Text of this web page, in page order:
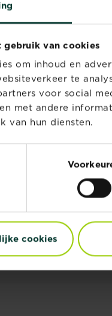
gebruik van cookies
om inhoud en
te
voor social
met andere
van hun diensten.
cookies